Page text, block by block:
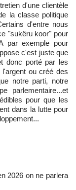
d'une clientèle
la classe politique
d'entre nous
"sukëru koor" pour
par exemple pour
c'est juste que
donc porté par les
ou créé des
notre parti, notre
parlementaire...et
pour que les
dans la lutte pour
2026 on ne parlera